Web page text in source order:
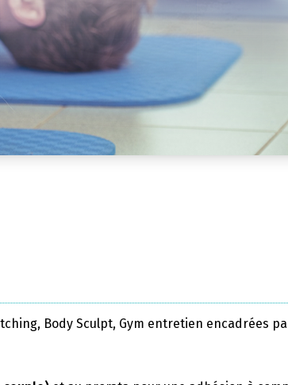
Body Sculpt, Gym entretien encadrées